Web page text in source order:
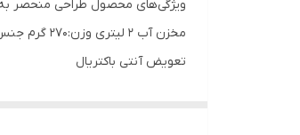
تعویض آنتی باکتریال